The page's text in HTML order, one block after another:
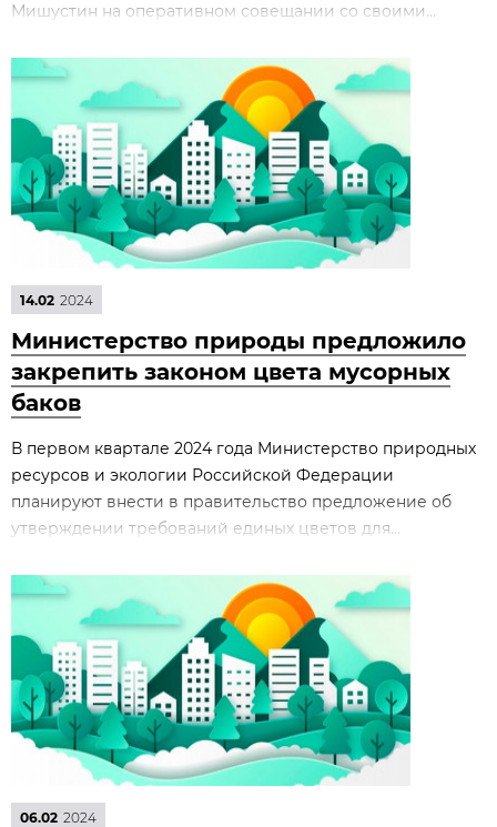
Мишустин на оперативном совещании со своими...
14.02 2024
Министерство природы предложило
закрепить законом цвета мусорных
баков
В первом квартале 2024 года Министерство природных
ресурсов и экологии Российской Федерации
планируют внести в правительство предложение об
утверждении требований единых цветов для...
06.02 2024